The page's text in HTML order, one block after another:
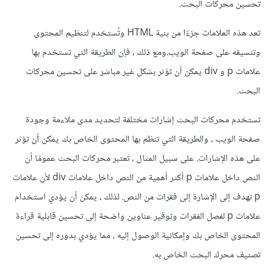
تحسين محركات البحث.
تعد هذه العلامات جزءًا من بنية HTML وتُستخدم لتنظيم المحتوى
وتنسيقه على صفحة الويب.ومع ذلك ، فإن الطريقة التي تستخدم بها
علامات p و div يمكن أن تؤثر بشكل غير مباشر على تحسين محركات
البحث.
تستخدم محركات البحث إشارات مختلفة لتحديد مدى ملاءمة وجودة
صفحة الويب ، والطريقة التي تنظم بها المحتوى الخاص بك يمكن أن تؤثر
على هذه الإشارات. على سبيل المثال ، تعتبر محركات البحث عمومًا أن
النص داخل علامات p أكثر أهمية من النص داخل علامات div لأن علامات
p تهدف إلى الإشارة إلى فقرات من النص. لذلك ، يمكن أن يؤدي استخدام
علامات p لفصل الفقرات وتوفير عناوين واضحة إلى تحسين قابلية قراءة
المحتوى الخاص بك وإمكانية الوصول إليه ، مما يؤدي بدوره إلى تحسين
تصنيف محرك البحث الخاص به.